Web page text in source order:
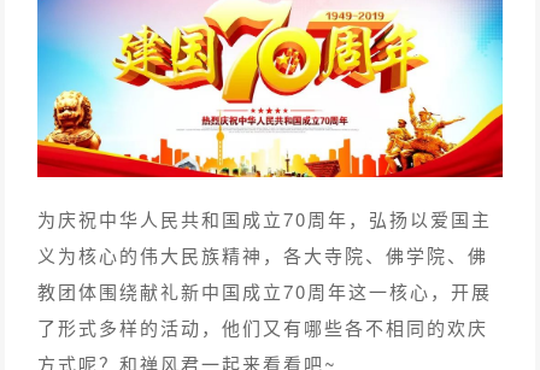
为庆祝中华人民共和国成立70周年，弘扬以爱国主
义为核心的伟大民族精神，各大寺院、佛学院、佛
教团体围绕献礼新中国成立70周年这一核心，开展
了形式多样的活动，他们又有哪些各不相同的欢庆
方式呢？和禅风君一起来看看吧~